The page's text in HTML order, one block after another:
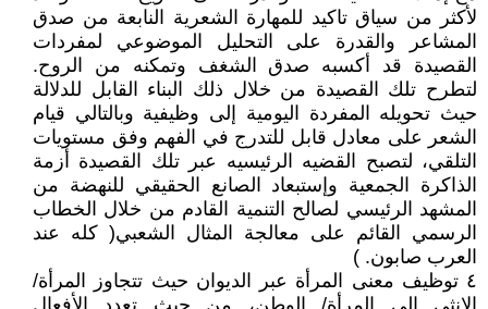
لأكثر من سياق تاكيد للمهارة الشعرية النابعة من صدق
المشاعر والقدرة على التحليل الموضوعي لمفردات
القصيدة قد أكسبه صدق الشغف وتمكنه من الروح.
لتطرح تلك القصيدة من خلال ذلك البناء القابل للدلالة
حيث تحويله المفردة اليومية إلى وظيفية وبالتالي قيام
الشعر على معادل قابل للتدرج في الفهم وفق مستويات
التلقي، لتصبح القضيه الرئيسيه عبر تلك القصيدة أزمة
الذاكرة الجمعية وإستبعاد الصانع الحقيقي للنهضة من
المشهد الرئيسي لصالح التنمية القادم من خلال الخطاب
الرسمي القائم على معالجة المثال الشعبي( كله عند
العرب صابون. )
٤ توظيف معنى المرأة عبر الديوان حيث تتجاوز المرأة/